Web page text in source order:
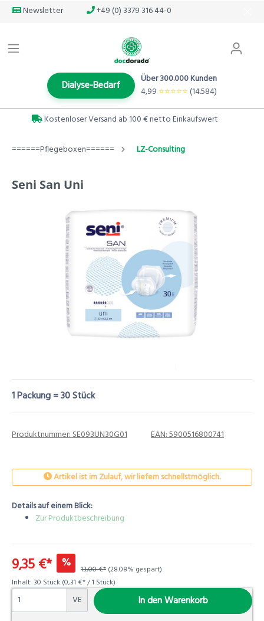
Newsletter +49 (0) 3379 316 44-0
Dialyse-Bedarf
Über 300.000 Kunden
4,99 ⭐️⭐️⭐️⭐️⭐️(14.584)
Kostenloser Versand ab 100 € netto Einkaufswert
======Pflegeboxen====== LZ-Consulting
Seni San Uni
1 Packung = 30 Stück
Produktnummer:SE093UN30G01 EAN:5900516800741
Artikel ist im Zulauf, wir liefern schnellstmöglich.
Details auf einem Blick:
Zur Produktbeschreibung
9,35 €* % 13,00 €* (28.08% gespart)
Inhalt: 30 Stück (0,31 €* / 1 Stück)
VE In den Warenkorb